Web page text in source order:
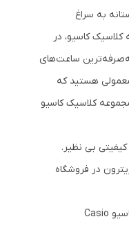
به سراغ
کاسیو، در
ساعت‌های
هستید که
مجموعه کلاسیک کاسیو
بی نظیر.
در فروشگاه
خرید اینترنتی ساعت مچی مردانه کاسیو Casio